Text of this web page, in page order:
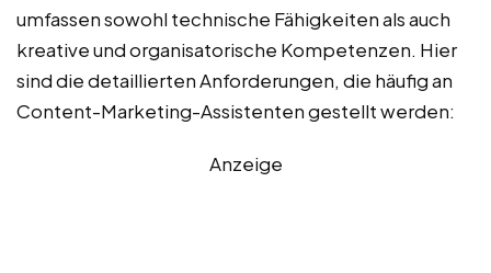
umfassen sowohl technische Fähigkeiten als auch
kreative und organisatorische Kompetenzen. Hier
sind die detaillierten Anforderungen, die häufig an
Content-Marketing-Assistenten gestellt werden:
Anzeige